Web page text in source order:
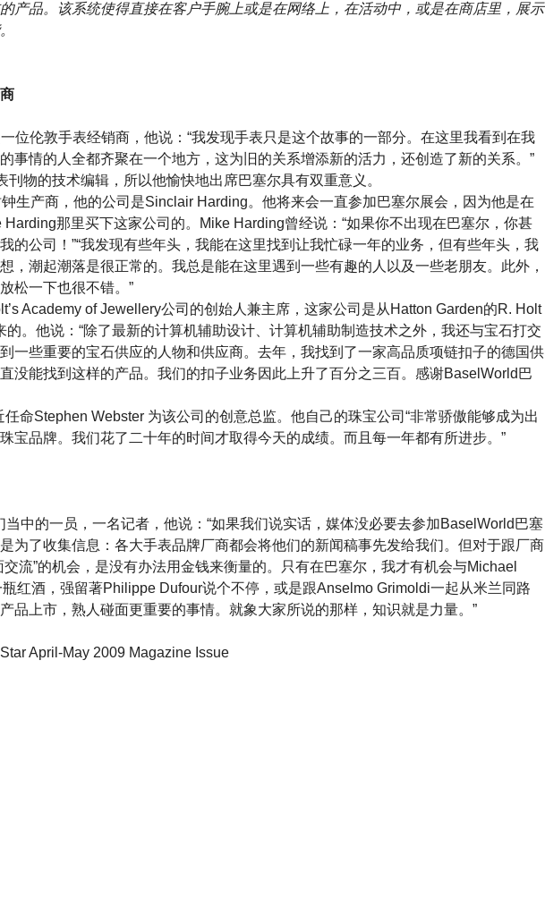
产品。该系统使得直接在客户手腕上或是在网络上，在活动中，或是在商店里，展示
位伦敦手表经销商，他说：“我发现手表只是这个故事的一部分。在这里我看到在我
事情的人全都齐聚在一个地方，这为旧的关系增添新的活力，还创造了新的关系。”
刊物的技术编辑，所以他愉快地出席巴塞尔具有双重意义。
生产商，他的公司是Sinclair Harding。他将来会一直参加巴塞尔展会，因为他是在
Harding那里买下这家公司的。Mike Harding曾经说：“如果你不出现在巴塞尔，你甚
的公司！”“我发现有些年头，我能在这里找到让我忙碌一年的业务，但有些年头，我
，潮起潮落是很正常的。我总是能在这里遇到一些有趣的人以及一些老朋友。此外，
松一下也很不错。”
Academy of Jewellery公司的创始人兼主席，这家公司是从Hatton Garden的R. Holt
的。他说：“除了最新的计算机辅助设计、计算机辅助制造技术之外，我还与宝石打交
一些重要的宝石供应的人物和供应商。去年，我找到了一家高品质项链扣子的德国供
没能找到这样的产品。我们的扣子业务因此上升了百分之三百。感谢BaselWorld巴
命Stephen Webster 为该公司的创意总监。他自己的珠宝公司“非常骄傲能够成为出
宝品牌。我们花了二十年的时间才取得今天的成绩。而且每一年都有所进步。”
当中的一员，一名记者，他说：“如果我们说实话，媒体没必要去参加BaselWorld巴塞
为了收集信息：各大手表品牌厂商都会将他们的新闻稿事先发给我们。但对于跟厂商
交流”的机会，是没有办法用金钱来衡量的。只有在巴塞尔，我才有机会与Michael
红酒，强留著Philippe Dufour说个不停，或是跟Anselmo Grimoldi一起从米兰同路
品上市，熟人碰面更重要的事情。就象大家所说的那样，知识就是力量。”
April-May 2009 Magazine Issue